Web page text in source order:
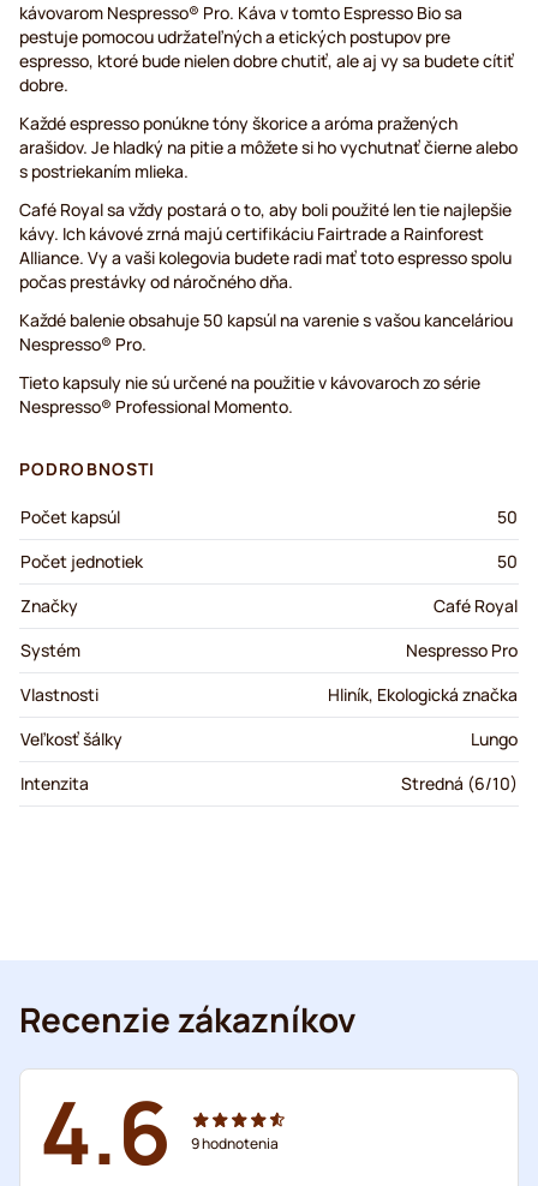
kávovarom Nespresso® Pro. Káva v tomto Espresso Bio sa
pestuje pomocou udržateľných a etických postupov pre
espresso, ktoré bude nielen dobre chutiť, ale aj vy sa budete cítiť
dobre.
Každé espresso ponúkne tóny škorice a aróma pražených
arašidov. Je hladký na pitie a môžete si ho vychutnať čierne alebo
s postriekaním mlieka.
Café Royal sa vždy postará o to, aby boli použité len tie najlepšie
kávy. Ich kávové zrná majú certifikáciu Fairtrade a Rainforest
Alliance. Vy a vaši kolegovia budete radi mať toto espresso spolu
počas prestávky od náročného dňa.
Každé balenie obsahuje 50 kapsúl na varenie s vašou kanceláriou
Nespresso® Pro.
Tieto kapsuly nie sú určené na použitie v kávovaroch zo série
Nespresso® Professional Momento.
PODROBNOSTI
Počet kapsúl
50
Počet jednotiek
50
Značky
Café Royal
Systém
Nespresso Pro
Vlastnosti
Hliník, Ekologická značka
Veľkosť šálky
Lungo
Intenzita
Stredná (6/10)
Recenzie zákazníkov
4.6 9hodnotenia